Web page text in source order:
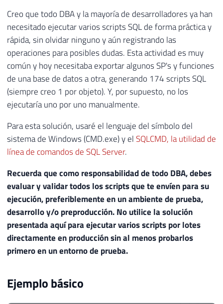
Creo que todo DBA y la mayoría de desarrolladores ya han
necesitado ejecutar varios scripts SQL de forma práctica y
rápida, sin olvidar ninguno y aún registrando las
operaciones para posibles dudas. Esta actividad es muy
común y hoy necesitaba exportar algunos SP's y funciones
de una base de datos a otra, generando 174 scripts SQL
(siempre creo 1 por objeto). Y, por supuesto, no los
ejecutaría uno por uno manualmente.
Para esta solución, usaré el lenguaje del símbolo del
sistema de Windows (CMD.exe) y elSQLCMD, la utilidad de
línea de comandos de SQL Server.
Recuerda que como responsabilidad de todo DBA, debes
evaluar y validar todos los scripts que te envíen para su
ejecución, preferiblemente en un ambiente de prueba,
desarrollo y/o preproducción. No utilice la solución
presentada aquí para ejecutar varios scripts por lotes
directamente en producción sin al menos probarlos
primero en un entorno de prueba.
Ejemplo básico